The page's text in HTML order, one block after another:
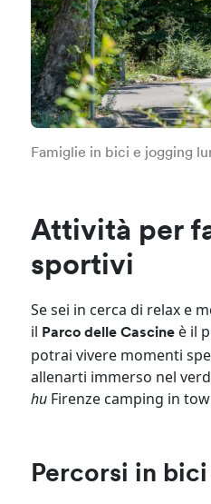
Famiglie in bici e jogging
Attività per
sportivi
Se sei in cerca di relax e
il Parco delle Cascine è il
potrai vivere momenti
allenarti immerso nel
hu Firenze camping in
Percorsi in